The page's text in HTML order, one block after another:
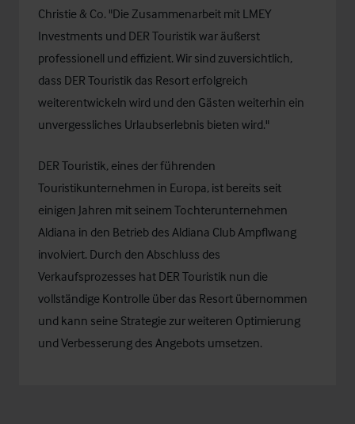
Christie & Co. "Die Zusammenarbeit mit LMEY
Investments und DER Touristik war äußerst
professionell und effizient. Wir sind zuversichtlich,
dass DER Touristik das Resort erfolgreich
weiterentwickeln wird und den Gästen weiterhin ein
unvergessliches Urlaubserlebnis bieten wird."
DER Touristik, eines der führenden
Touristikunternehmen in Europa, ist bereits seit
einigen Jahren mit seinem Tochterunternehmen
Aldiana in den Betrieb des Aldiana Club Ampflwang
involviert. Durch den Abschluss des
Verkaufsprozesses hat DER Touristik nun die
vollständige Kontrolle über das Resort übernommen
und kann seine Strategie zur weiteren Optimierung
und Verbesserung des Angebots umsetzen.